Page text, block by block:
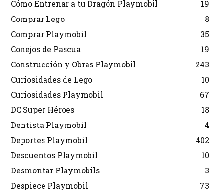
Cómo Entrenar a tu Dragón Playmobil
19
Comprar Lego
8
Comprar Playmobil
35
Conejos de Pascua
19
Construcción y Obras Playmobil
243
Curiosidades de Lego
10
Curiosidades Playmobil
67
DC Super Héroes
18
Dentista Playmobil
4
Deportes Playmobil
402
Descuentos Playmobil
10
Desmontar Playmobils
3
Despiece Playmobil
73